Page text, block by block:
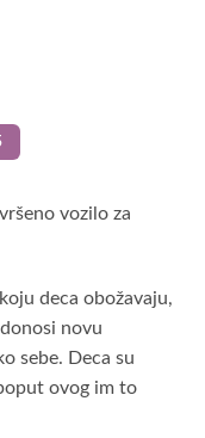
vozilo za
deca obožavaju,
novu
sebe. Deca su
ovog im to